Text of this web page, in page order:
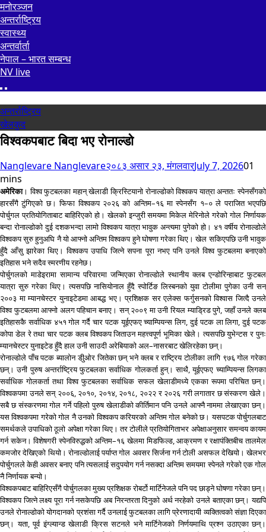
मनोरञ्जन
अन्तर्राष्ट्रिय
स्वास्थ्य
अन्तर्वार्ता
नेपाल – भारत सम्बन्ध
NV live
अन्तर्राष्ट्रिय
खेलकुद
विश्वकपबाट बिदा भए रोनाल्डो
Nanglevare Nanglevare२०८३ असार २३, मंगलवारJuly 7, 202601
mins
अमेरिका। विश्व फुटबलका महान् खेलाडी क्रिस्टियानो रोनाल्डोको विश्वकप यात्रा अन्ततः स्पेनसँगको
हारसँगै टुंगिएको छ। फिफा विश्वकप २०२६ को अन्तिम–१६ मा स्पेनसँग १–० ले पराजित भएपछि
पोर्चुगल प्रतियोगिताबाट बाहिरिएको हो। खेलको इन्जुरी समयमा मिकेल मेरिनोले गरेको गोल निर्णायक
बन्दा रोनाल्डोको दुई दशकभन्दा लामो विश्वकप यात्रा भावुक अन्त्यमा पुगेको हो। ४१ वर्षीय रोनाल्डोले
विश्वकप सुरु हुनुअघि नै यो आफ्नो अन्तिम विश्वकप हुने घोषणा गरेका थिए। खेल सकिएपछि उनी भावुक
हुँदै आँसु झारेका थिए। विश्वकप उपाधि जित्ने सपना पूरा नभए पनि उनले विश्व फुटबलमा बनाएको
इतिहास भने सदैव स्मरणीय रहनेछ।
पोर्चुगलको माडेइरामा सामान्य परिवारमा जन्मिएका रोनाल्डोले स्थानीय क्लब एन्डोरिन्हाबाट फुटबल
यात्रा सुरु गरेका थिए। त्यसपछि नासियोनाल हुँदै स्पोर्टिङ लिस्बनको युवा टोलीमा पुगेका उनी सन्
२००३ मा म्यानचेस्टर युनाइटेडमा आबद्ध भए। प्रशिक्षक सर एलेक्स फर्गुसनको विश्वास जित्दै उनले
विश्व फुटबलमा आफ्नो अलग पहिचान बनाए। सन् २००९ मा उनी रियल म्याड्रिड पुगे, जहाँ उनले क्लब
इतिहासकै सर्वाधिक ४५१ गोल गर्दै चार पटक यूईएफए च्याम्पियन्स लिग, दुई पटक ला लिगा, दुई पटक
कोपा डेल रे तथा चार पटक क्लब विश्वकप जिताउन महत्त्वपूर्ण भूमिका खेले। त्यसपछि युभेन्टस र पुनः
म्यानचेस्टर युनाइटेड हुँदै हाल उनी साउदी अरेबियाको अल–नासरबाट खेलिरहेका छन्।
रोनाल्डोले पाँच पटक ब्यालोन डीुओर जितेका छन् भने क्लब र राष्ट्रिय टोलीका लागि ९७६ गोल गरेका
छन्। उनी पुरुष अन्तर्राष्ट्रिय फुटबलका सर्वाधिक गोलकर्ता हुन्। साथै, यूईएफए च्याम्पियन्स लिगका
सर्वाधिक गोलकर्ता तथा विश्व फुटबलका सर्वाधिक सफल खेलाडीमध्ये एकका रूपमा परिचित छन्।
विश्वकपमा उनले सन् २००६, २०१०, २०१४, २०१८, २०२२ र २०२६ गरी लगातार छ संस्करण खेले।
सबै छ संस्करणमा गोल गर्ने पहिलो पुरुष खेलाडीको कीर्तिमान पनि उनले आफ्नै नाममा लेखाएका छन्।
यस विश्वकपमा गरेको गोल नै उनको विश्वकप करियरको अन्तिम गोल बनेको छ। यसपटक पोर्चुगलबाट
समर्थकले उपाधिको ठूलो अपेक्षा गरेका थिए। तर टोलीले प्रतियोगिताभर अपेक्षाअनुसार समन्वय कायम
गर्न सकेन। विशेषगरी स्पेनविरुद्धको अन्तिम–१६ खेलमा मिडफिल्ड, आक्रमण र रक्षापंक्तिबीच तालमेल
कमजोर देखिएको थियो। रोनाल्डोलाई पर्याप्त गोल अवसर सिर्जना गर्न टोली असफल देखियो। खेलभर
पोर्चुगलले केही अवसर बनाए पनि त्यसलाई सदुपयोग गर्न नसक्दा अन्तिम समयमा स्पेनले गरेको एक गोल
नै निर्णायक बन्यो।
विश्वकपबाट बाहिरिएसँगै पोर्चुगलका मुख्य प्रशिक्षक रोबर्टो मार्टिनेजले पनि पद छाड्ने घोषणा गरेका छन्।
विश्वकप जित्ने लक्ष्य पूरा गर्न नसकेपछि अब निरन्तरता दिनुको अर्थ नरहेको उनले बताएका छन्। यद्यपि
उनले रोनाल्डोको योगदानको प्रशंसा गर्दै उनलाई फुटबलका लागि प्रेरणादायी व्यक्तित्वको संज्ञा दिएका
छन्। यता, पूर्व इंग्ल्यान्ड खेलाडी क्रिस सटनले भने मार्टिनेजको निर्णयमाथि प्रश्न उठाएका छन्।